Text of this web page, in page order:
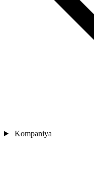
Kompaniya